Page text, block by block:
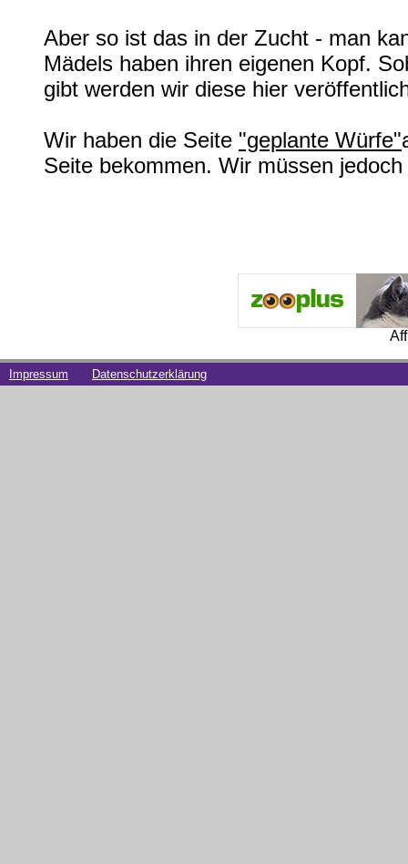
Aber so ist das in der Zucht - man
Mädels haben ihren eigenen Kopf.
gibt werden wir diese hier
Wir haben die Seite "geplante Würfe"
Seite bekommen. Wir müssen
Impressum Datenschutzerklärung